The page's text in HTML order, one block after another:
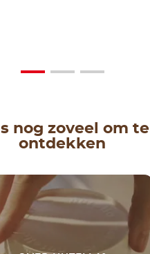
nog zoveel om te
ontdekken